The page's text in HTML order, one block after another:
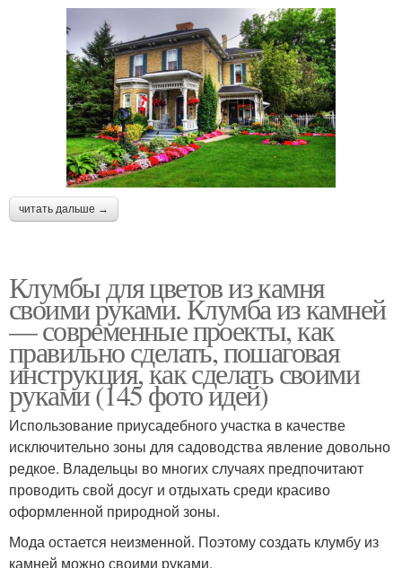
читать дальше →
Клумбы для цветов из камня
своими руками. Клумба из камней
— современные проекты, как
правильно сделать, пошаговая
инструкция, как сделать своими
руками (145 фото идей)
Использование приусадебного участка в качестве
исключительно зоны для садоводства явление довольно
редкое. Владельцы во многих случаях предпочитают
проводить свой досуг и отдыхать среди красиво
оформленной природной зоны.
Мода остается неизменной. Поэтому создать клумбу из
камней можно своими руками.